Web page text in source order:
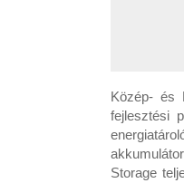
Közép- és
fejlesztési
Storage